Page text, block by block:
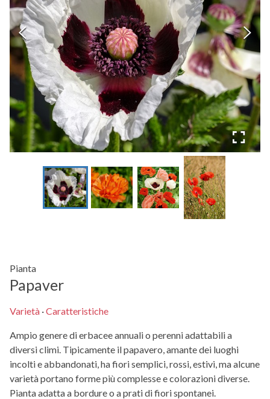
Pianta
Papaver
Varietà ·Caratteristiche
Ampio genere di erbacee annuali o perenni adattabili a
diversi climi. Tipicamente il papavero, amante dei luoghi
incolti e abbandonati, ha fiori semplici, rossi, estivi, ma alcune
varietà portano forme più complesse e colorazioni diverse.
Pianta adatta a bordure o a prati di fiori spontanei.